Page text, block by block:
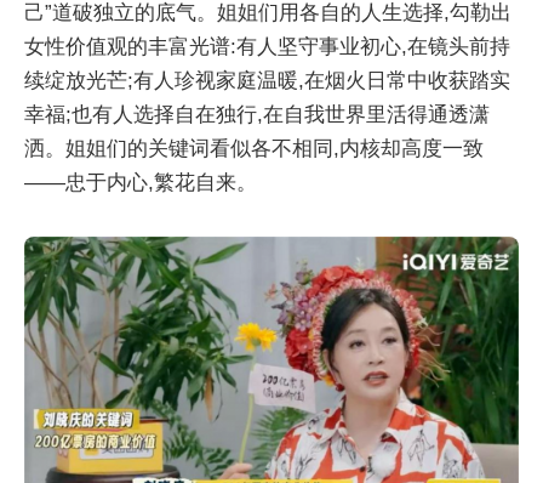
己”道破独立的底气。姐姐们用各自的人生选择,勾勒出
女性价值观的丰富光谱:有人坚守事业初心,在镜头前持
续绽放光芒;有人珍视家庭温暖,在烟火日常中收获踏实
幸福;也有人选择自在独行,在自我世界里活得通透潇
洒。姐姐们的关键词看似各不相同,内核却高度一致
——忠于内心,繁花自来。